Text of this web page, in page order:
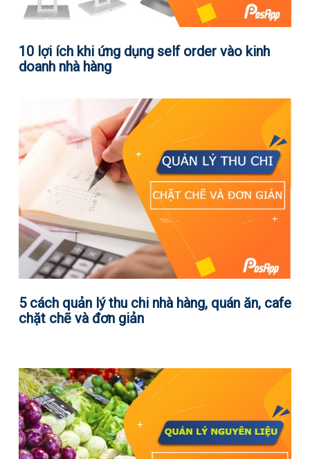
10 lợi ích khi ứng dụng self order vào kinh
doanh nhà hàng
5 cách quản lý thu chi nhà hàng, quán ăn, cafe
chặt chẽ và đơn giản